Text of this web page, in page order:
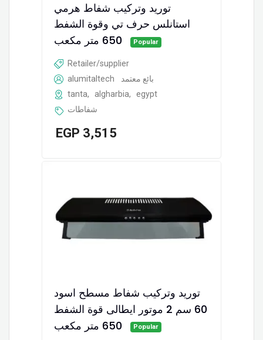
توريد وتركيب شفاط ھرمي
استانلس حرف تي وقوة الشفط
650 متر مكعب
Popular
Retailer/supplier
alumitaltech
بائع معتمد
tanta, algharbia,
egypt
شفاطات
EGP 3,515
توريد وتركيب شفاط مسطح اسود
60 سم 2 موتور ایطالى قوة الشفط
650 متر مكعب
Popular